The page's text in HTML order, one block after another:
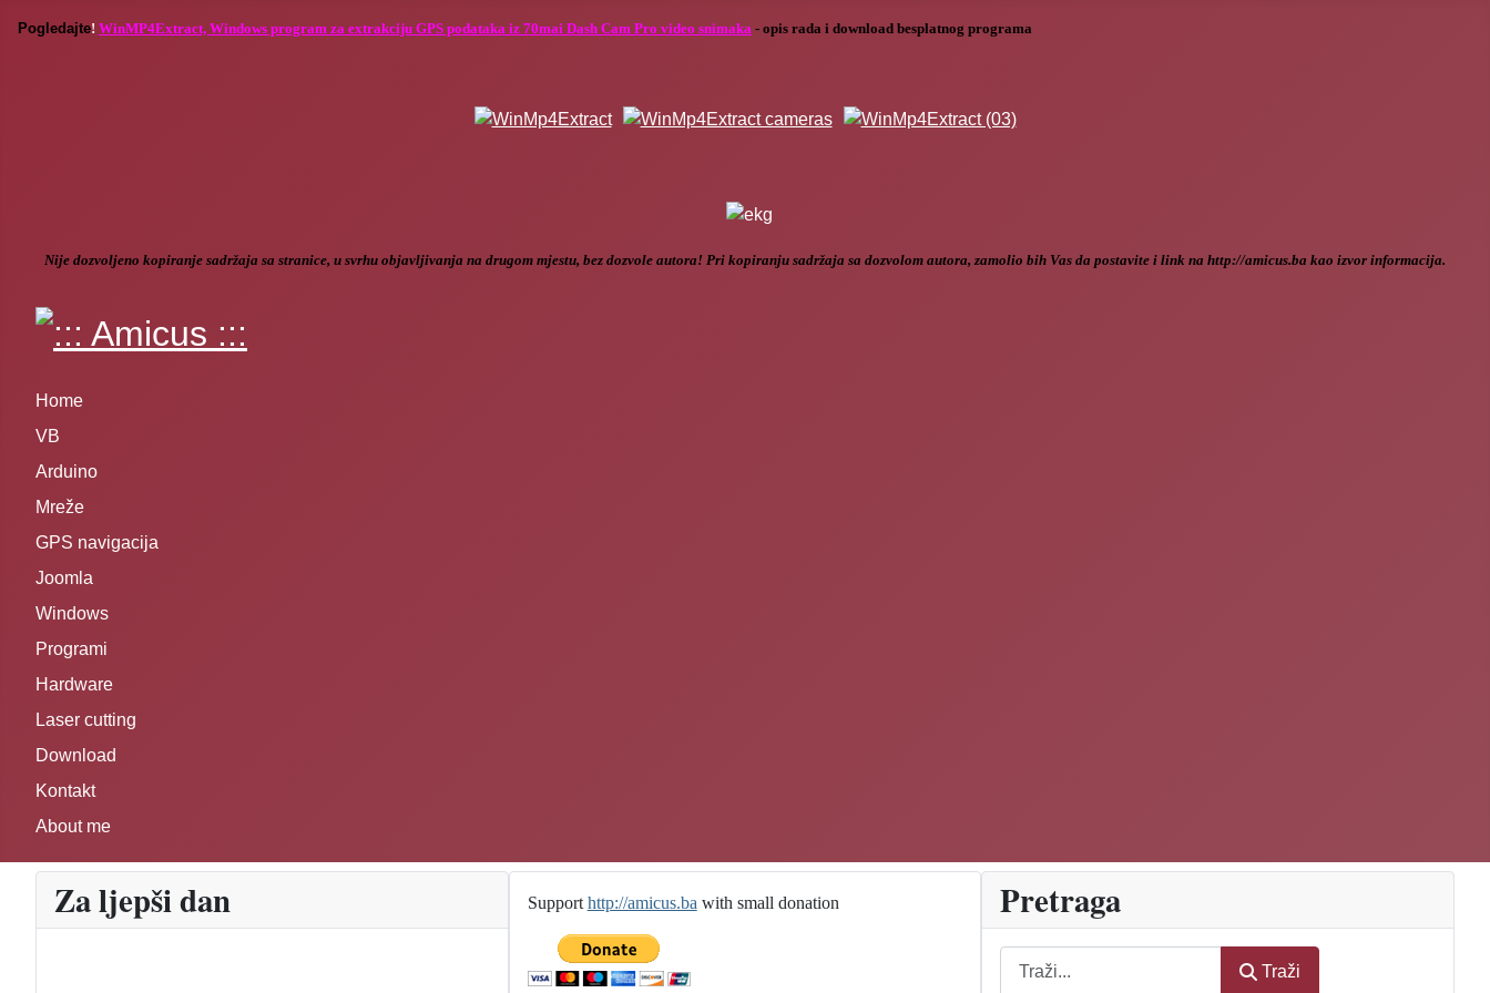
Pogledajte! WinMP4Extract, Windows program za extrakciju GPS podataka iz 70mai Dash Cam Pro video snimaka - opis rada i download besplatnog programa
Nije dozvoljeno kopiranje sadržaja sa stranice, u svrhu objavljivanja na drugom mjestu, bez dozvole autora! Pri kopiranju sadržaja sa dozvolom autora, zamolio bih Vas da postavite i link na http://amicus.ba kao izvor informacija.
Home
VB
Arduino
Mreže
GPS navigacija
Joomla
Windows
Programi
Hardware
Laser cutting
Download
Kontakt
About me
Za ljepši dan Support http://amicus.ba with small donation Pretraga
Traži